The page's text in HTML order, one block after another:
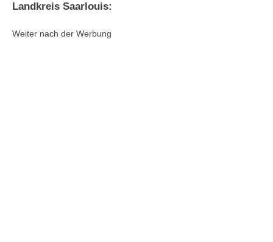
Landkreis Saarlouis:
Weiter nach der Werbung